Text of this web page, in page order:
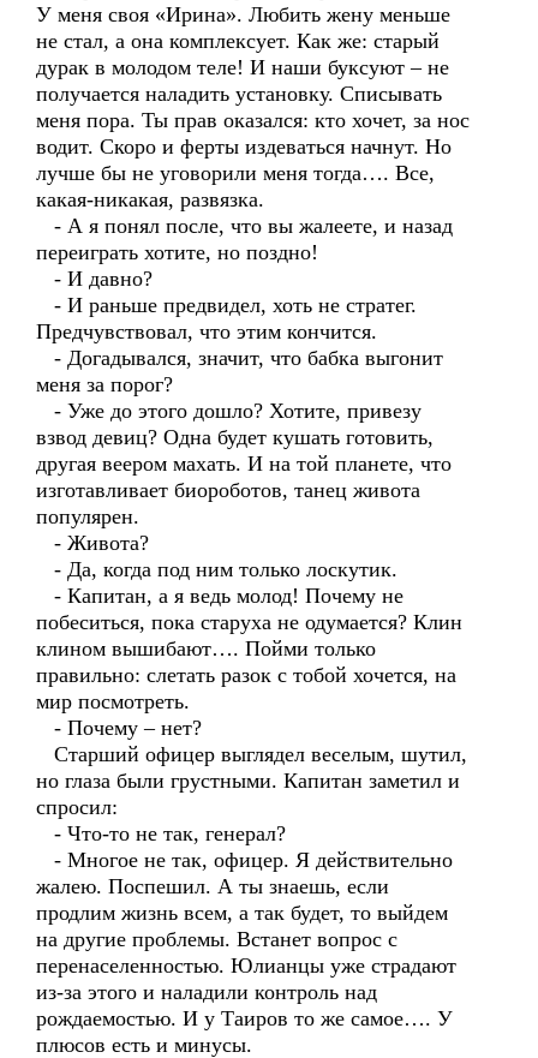
У меня своя «Ирина». Любить жену меньше
не стал, а она комплексует. Как же: старый
дурак в молодом теле! И наши буксуют – не
получается наладить установку. Списывать
меня пора. Ты прав оказался: кто хочет, за нос
водит. Скоро и ферты издеваться начнут. Но
лучше бы не уговорили меня тогда…. Все,
какая-никакая, развязка.
- А я понял после, что вы жалеете, и назад
переиграть хотите, но поздно!
- И давно?
- И раньше предвидел, хоть не стратег.
Предчувствовал, что этим кончится.
- Догадывался, значит, что бабка выгонит
меня за порог?
- Уже до этого дошло? Хотите, привезу
взвод девиц? Одна будет кушать готовить,
другая веером махать. И на той планете, что
изготавливает биороботов, танец живота
популярен.
- Живота?
- Да, когда под ним только лоскутик.
- Капитан, а я ведь молод! Почему не
побеситься, пока старуха не одумается? Клин
клином вышибают…. Пойми только
правильно: слетать разок с тобой хочется, на
мир посмотреть.
- Почему – нет?
Старший офицер выглядел веселым, шутил,
но глаза были грустными. Капитан заметил и
спросил:
- Что-то не так, генерал?
- Многое не так, офицер. Я действительно
жалею. Поспешил. А ты знаешь, если
продлим жизнь всем, а так будет, то выйдем
на другие проблемы. Встанет вопрос с
перенаселенностью. Юлианцы уже страдают
из-за этого и наладили контроль над
рождаемостью. И у Таиров то же самое…. У
плюсов есть и минусы.